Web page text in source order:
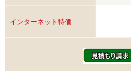
インターネット特価